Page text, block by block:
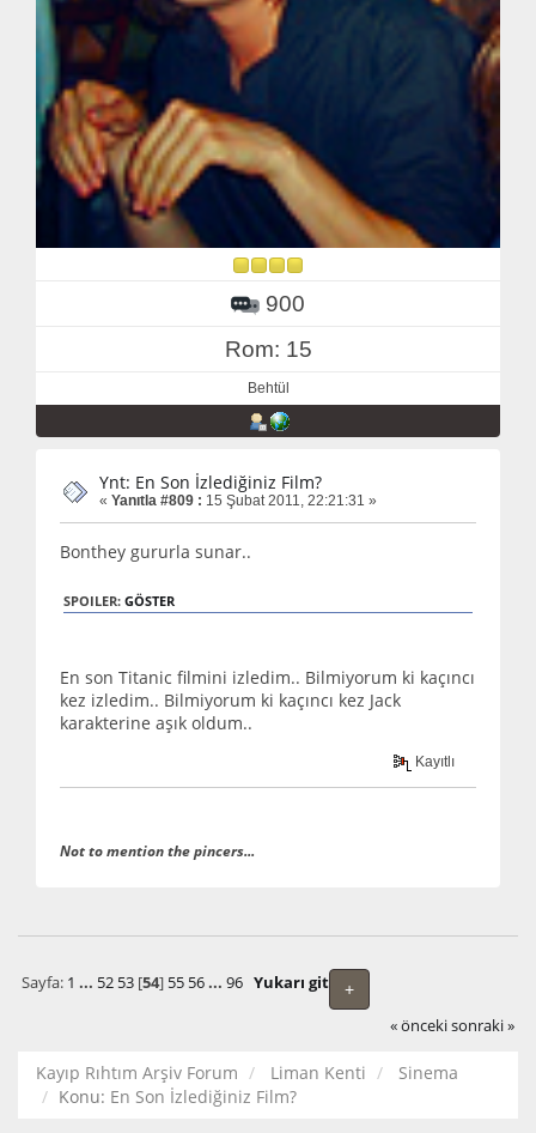
900
Rom: 15
Behtül
Ynt: En Son İzlediğiniz Film?
« Yanıtla #809 : 15 Şubat 2011, 22:21:31 »
Bonthey gururla sunar..
SPOILER: GÖSTER
En son Titanic filmini izledim.. Bilmiyorum ki kaçıncı
kez izledim.. Bilmiyorum ki kaçıncı kez Jack
karakterine aşık oldum..
Kayıtlı
Not to mention the pincers...
+
Sayfa: 1 ... 52 53[54] 55 56 ... 96 Yukarı git
« önceki sonraki »
Kayıp Rıhtım Arşiv Forum Liman Kenti
Sinema
Konu: En Son İzlediğiniz Film?